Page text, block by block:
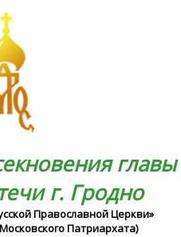
главы
г. Гродно
Православной Церкви»
Патриархата)